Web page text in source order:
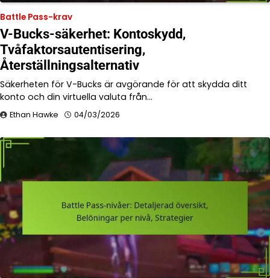
Battle Pass-krav
V-Bucks-säkerhet: Kontoskydd,
Tvåfaktorsautentisering,
Återställningsalternativ
Säkerheten för V-Bucks är avgörande för att skydda ditt
konto och din virtuella valuta från…
Ethan Hawke 04/03/2026